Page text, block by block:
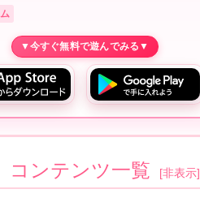
コンテンツ一覧 [非表示]